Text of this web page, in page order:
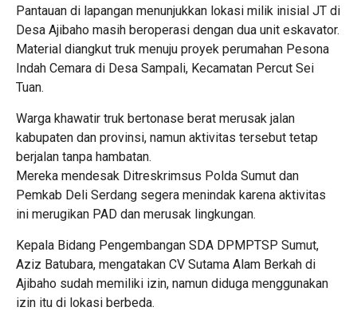
Pantauan di lapangan menunjukkan lokasi milik inisial JT di
Desa Ajibaho masih beroperasi dengan dua unit eskavator.
Material diangkut truk menuju proyek perumahan Pesona
Indah Cemara di Desa Sampali, Kecamatan Percut Sei
Tuan.
Warga khawatir truk bertonase berat merusak jalan
kabupaten dan provinsi, namun aktivitas tersebut tetap
berjalan tanpa hambatan.
Mereka mendesak Ditreskrimsus Polda Sumut dan
Pemkab Deli Serdang segera menindak karena aktivitas
ini merugikan PAD dan merusak lingkungan.
Kepala Bidang Pengembangan SDA DPMPTSP Sumut,
Aziz Batubara, mengatakan CV Sutama Alam Berkah di
Ajibaho sudah memiliki izin, namun diduga menggunakan
izin itu di lokasi berbeda.